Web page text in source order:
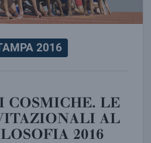
2016
COSMICHE. LE
AL
2016